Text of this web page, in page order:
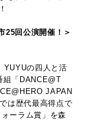
回公演開催！＞
YUYUの四人と活
組「DANCE@T
JAPAN
は歴代最高得点で
ーラム賞」を森